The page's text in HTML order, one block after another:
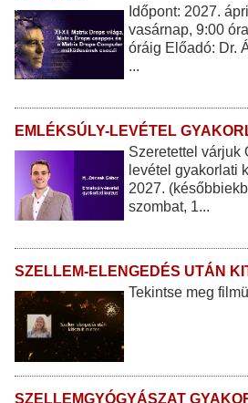
Időpont: 2027.
vasárnap, 9:00
óráig Előadó: Dr.
...
EMLÉKSÚLY-LEVÉTEL
Szeretettel várjuk
levétel gyakorlati
2027.
szombat, 1...
SZELLEM-ELENGEDÉS UTÁN
Tekintse meg
SZELLEMGYÓGYÁSZAT